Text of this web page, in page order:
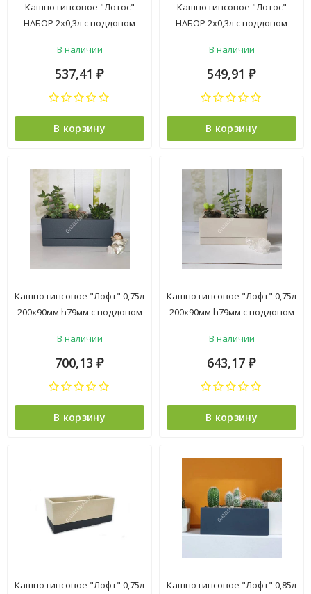
Кашпо гипсовое "Лотос"
НАБОР 2х0,3л с поддоном
В наличии
537,41 ₽
В корзину
Кашпо гипсовое "Лотос"
НАБОР 2х0,3л с поддоном
("VipSet") *1/2
В наличии
549,91 ₽
В корзину
Кашпо гипсовое "Лофт" 0,75л
200х90мм h79мм с поддоном
В наличии
700,13 ₽
В корзину
Кашпо гипсовое "Лофт" 0,75л
200х90мм h79мм с поддоном
*1/2
В наличии
643,17 ₽
В корзину
Кашпо гипсовое "Лофт" 0,75л
Кашпо гипсовое "Лофт" 0,85л